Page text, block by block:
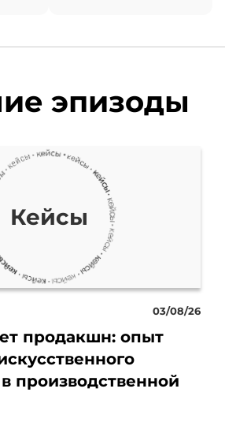
от времени
ко мне за
Но что мы
рамках вот этой
по упаковке
о компании
эпизоды
Кейсы
03/08/26
продакшн: опыт
производственной